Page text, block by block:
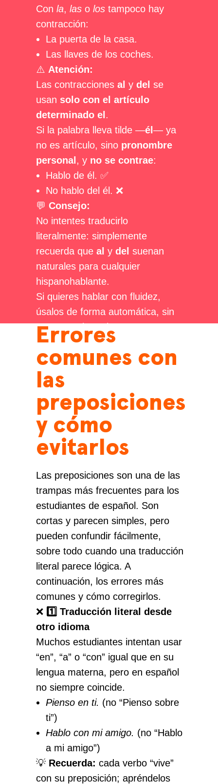
Con la, las o los tampoco hay
contracción:
La puerta de la casa.
Las llaves de los coches.
⚠️ Atención:
Las contracciones al y del se
usan solo con el artículo
determinado el.
Si la palabra lleva tilde —él— ya
no es artículo, sino pronombre
personal, y no se contrae:
Hablo de él. ✅
No hablo del él. ❌
💬 Consejo:
No intentes traducirlo
literalmente: simplemente
recuerda que al y del suenan
naturales para cualquier
hispanohablante.
Si quieres hablar con fluidez,
úsalos de forma automática, sin
pensar en la regla.
Errores
comunes con
las
preposiciones
y cómo
evitarlos
Las preposiciones son una de las
trampas más frecuentes para los
estudiantes de español. Son
cortas y parecen simples, pero
pueden confundir fácilmente,
sobre todo cuando una traducción
literal parece lógica. A
continuación, los errores más
comunes y cómo corregirlos.
❌ 1️⃣ Traducción literal desde
otro idioma
Muchos estudiantes intentan usar
“en”, “a” o “con” igual que en su
lengua materna, pero en español
no siempre coincide.
Pienso en ti. (no “Pienso sobre
ti”)
Hablo con mi amigo. (no “Hablo
a mi amigo”)
💡 Recuerda: cada verbo “vive”
con su preposición; apréndelos